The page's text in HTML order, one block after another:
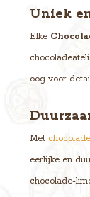
Uniek
Elke
oog voor
Met
eerlijke en
chocolade-